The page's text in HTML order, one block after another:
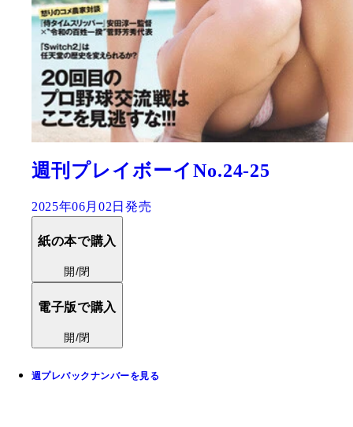
週刊プレイボーイNo.24-25
2025年06月02日発売
紙の本で購入
開/閉
電子版で購入
開/閉
週プレバックナンバーを見る